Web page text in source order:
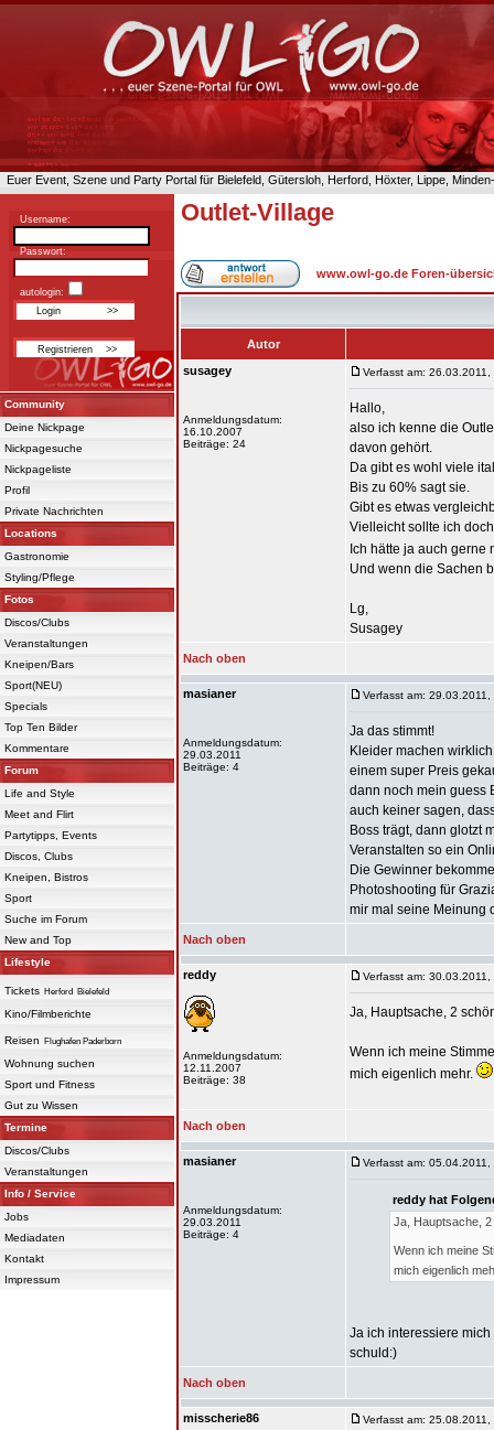
Euer Event, Szene und Party Portal für Bielefeld, Gütersloh, Herford, Höxter, Lippe,
Username:
Passwort:
autologin:
Community
Deine Nickpage
Nickpagesuche
Nickpageliste
Profil
Private Nachrichten
Locations
Gastronomie
Styling/Pflege
Fotos
Discos/Clubs
Veranstaltungen
Kneipen/Bars
Sport(NEU)
Specials
Top Ten Bilder
Kommentare
Forum
Life and Style
Meet and Flirt
Partytipps, Events
Discos, Clubs
Kneipen, Bistros
Sport
Suche im Forum
New and Top
Lifestyle
Tickets Herford Bielefeld
Kino/Filmberichte
Reisen Flughafen Paderborn
Wohnung suchen
Sport und Fitness
Gut zu Wissen
Termine
Discos/Clubs
Veranstaltungen
Info / Service
Jobs
Mediadaten
Kontakt
Impressum
Outlet-Village
www.owl-go.de Foren-
Autor
susagey
Anmeldungsdatum:
16.10.2007
Beiträge: 24
Verfasst am: 26.03.2011,
Hallo,
also ich kenne die
davon gehört.
Da gibt es wohl viele
Bis zu 60% sagt sie.
Gibt es etwas
Vielleicht sollte ich
Ich hätte ja auch
Und wenn die Sachen
Lg,
Susagey
Nach oben
masianer
Anmeldungsdatum:
29.03.2011
Beiträge: 4
Verfasst am: 29.03.2011,
Ja das stimmt!
Kleider machen
einem super Preis
dann noch mein guess
auch keiner sagen,
Boss trägt, dann glotzt
Veranstalten so ein
Die Gewinner
Photoshooting für
mir mal seine Meinung
Nach oben
reddy
Anmeldungsdatum:
12.11.2007
Beiträge: 38
Verfasst am: 30.03.2011,
Ja, Hauptsache, 2
Wenn ich meine
mich eigenlich mehr.
Nach oben
masianer
Anmeldungsdatum:
29.03.2011
Beiträge: 4
Verfasst am: 05.04.2011,
reddy hat
Ja, Hauptsache,
Wenn ich meine
mich eigenlich
Ja ich interessiere
schuld:)
Nach oben
misscherie86 Verfasst am: 25.08.2011,